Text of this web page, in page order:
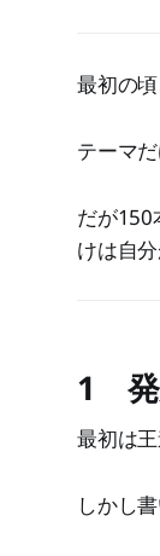
最初の
テーマ
だが150
けは自
1 発
最初は
しかし